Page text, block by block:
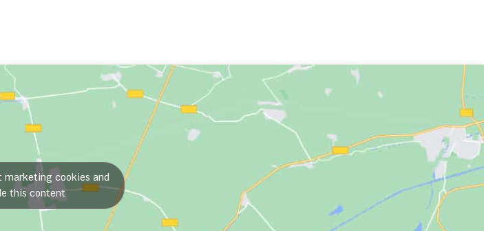
marketing cookies and
this content